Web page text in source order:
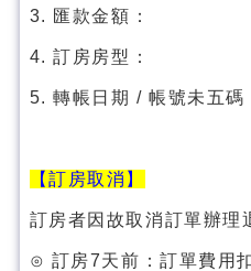
3. 匯款金額：
4. 訂房房型：
5. 轉帳日期 / 帳號未五碼
【訂房取消】
訂房者因故取消訂單辦理
⊙ 訂房7天前：訂單費用